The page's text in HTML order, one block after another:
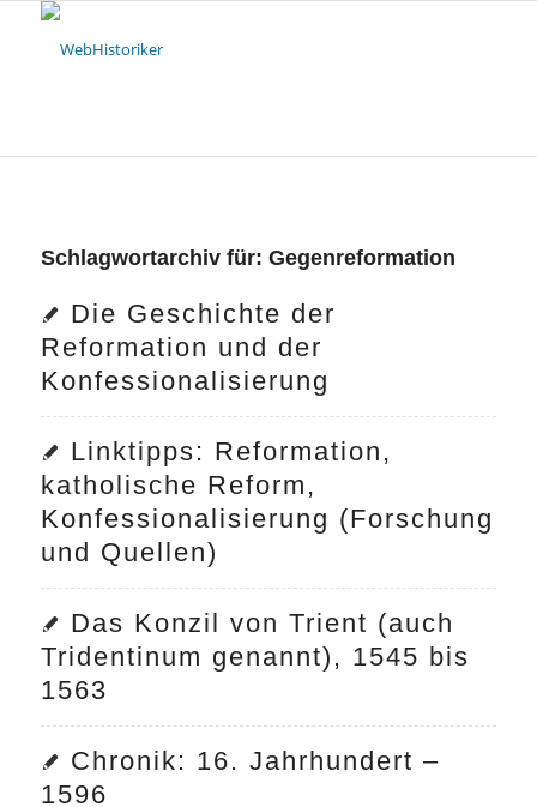
Schlagwortarchiv für: Gegenreformation
Die Geschichte der
Reformation und der
Konfessionalisierung
Linktipps: Reformation,
katholische Reform,
Konfessionalisierung (Forschung
und Quellen)
Das Konzil von Trient (auch
Tridentinum genannt), 1545 bis
1563
Chronik: 16. Jahrhundert –
1596